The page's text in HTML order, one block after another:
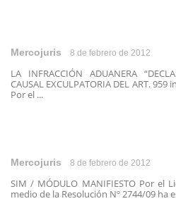
Mercojuris 8 de febrero de 2012
LA INFRACCIÓN ADUANERA
CAUSAL EXCULPATORIA DEL ART. 959
Por el ...
Mercojuris 8 de febrero de 2012
SIM / MÓDULO MANIFIESTO Por el
medio de la Resolución Nº 2744/09 ha